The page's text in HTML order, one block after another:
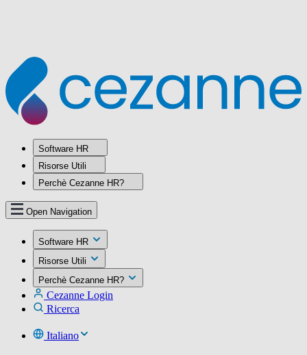
Software HR
Risorse Utili
Perchè Cezanne HR?
Open Navigation
Software HR
Risorse Utili
Perchè Cezanne HR?
Cezanne Login
Ricerca
Italiano